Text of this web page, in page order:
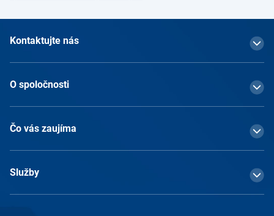
Kontaktujte nás
O spoločnosti
Čo vás zaujíma
Služby